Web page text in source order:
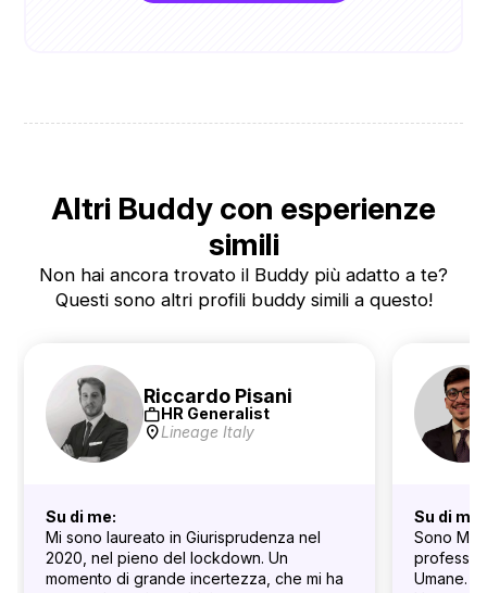
Altri Buddy con esperienze
simili
Non hai ancora trovato il Buddy più adatto a te?
Questi sono altri profili buddy simili a questo!
Riccardo Pisani
workHR Generalist
location_onLineage Italy
Su di me:
Mi sono laureato in Giurisprudenza nel
2020, nel pieno del lockdown. Un
momento di grande incertezza, che mi ha
Su di me:
Sono
Umane.